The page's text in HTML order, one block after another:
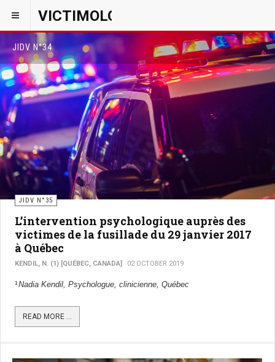
VICTIMOLOGIEPSY
JIDV N°34
JIDV N°35
L’intervention psychologique auprès des
victimes de la fusillade du 29 janvier 2017
à Québec
KENDIL, N. (1) [QUÉBEC, CANADA] 02 OCTOBER 2019
1 Nadia Kendil, Psychologue, clinicienne, Québec
READ MORE ...